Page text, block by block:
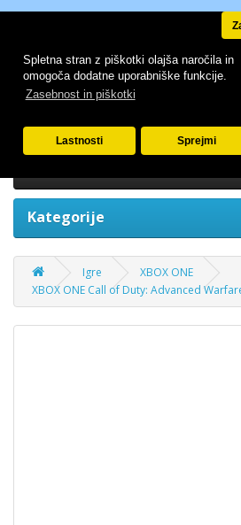
Spletna stran z piškotki olajša naročila in
omogoča dodatne uporabniške funkcije.
Zasebnost in piškotki
Lastnosti Sprejmi
Kategorije
Igre
XBOX ONE
XBOX ONE Call of Duty: Advanced